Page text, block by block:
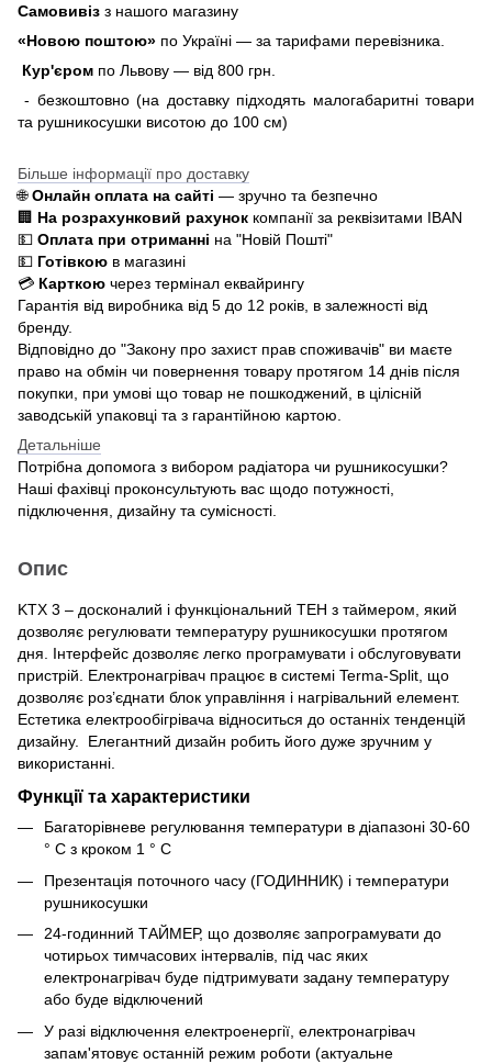
Самовивіз з нашого магазину
«Новою поштою» по Україні — за тарифами перевізника.
Кур'єром по Львову — від 800 грн.
- безкоштовно (на доставку підходять малогабаритні товари
та рушникосушки висотою до 100 см)
Більше інформації про доставку
🌐Онлайн оплата на сайті — зручно та безпечно
🏢 На розрахунковий рахунок компанії за реквізитами IBAN
💵 Оплата при отриманні на "Новій Пошті"
💵 Готівкою в магазині
💳 Карткою через термінал еквайрингу
Гарантія від виробника від 5 до 12 років, в залежності від
бренду.
Відповідно до "Закону про захист прав споживачів" ви маєте
право на обмін чи повернення товару протягом 14 днів після
покупки, при умові що товар не пошкоджений, в цілісній
заводській упаковці та з гарантійною картою.
Детальніше
Потрібна допомога з вибором радіатора чи рушникосушки?
Наші фахівці проконсультують вас щодо потужності,
підключення, дизайну та сумісності.
Опис
KTX 3 – досконалий і функціональний ТЕН з таймером, який
дозволяє регулювати температуру рушникосушки протягом
дня. Інтерфейс дозволяє легко програмувати і обслуговувати
пристрій. Електронагрівач працює в системі Terma-Split, що
дозволяє роз’єднати блок управління і нагрівальний елемент.
Естетика електрообігрівача відноситься до останніх тенденцій
дизайну. Елегантний дизайн робить його дуже зручним у
використанні.
Функцiї та характеристики
Багаторівневе регулювання температури в діапазоні 30-60
° C з кроком 1 ° C
Презентація поточного часу (ГОДИННИК) і температури
рушникосушки
24-годинний ТАЙМЕР, що дозволяє запрограмувати до
чотирьох тимчасових інтервалів, під час яких
електронагрівач буде підтримувати задану температуру
або буде відключений
У разі відключення електроенергії, електронагрівач
запам'ятовує останній режим роботи (актуальне